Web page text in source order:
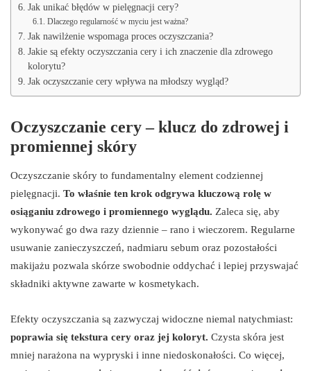
Jak unikać błędów w pielęgnacji cery?
Dlaczego regularność w myciu jest ważna?
Jak nawilżenie wspomaga proces oczyszczania?
Jakie są efekty oczyszczania cery i ich znaczenie dla zdrowego
kolorytu?
Jak oczyszczanie cery wpływa na młodszy wygląd?
Oczyszczanie cery – klucz do zdrowej i
promiennej skóry
Oczyszczanie skóry to fundamentalny element codziennej
pielęgnacji. To właśnie ten krok odgrywa kluczową rolę w
osiąganiu zdrowego i promiennego wyglądu. Zaleca się, aby
wykonywać go dwa razy dziennie – rano i wieczorem. Regularne
usuwanie zanieczyszczeń, nadmiaru sebum oraz pozostałości
makijażu pozwala skórze swobodnie oddychać i lepiej przyswajać
składniki aktywne zawarte w kosmetykach.
Efekty oczyszczania są zazwyczaj widoczne niemal natychmiast:
poprawia się tekstura cery oraz jej koloryt. Czysta skóra jest
mniej narażona na wypryski i inne niedoskonałości. Co więcej,